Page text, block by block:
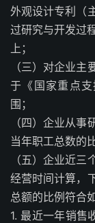
外观设计专利（
过研究与开发过
上；
（三）对企业
于《国家重点
围；
（四）企业从
当年职工总数的
（五）企业近
经营时间计算，
总额的比例符合
1. 最近一年销售